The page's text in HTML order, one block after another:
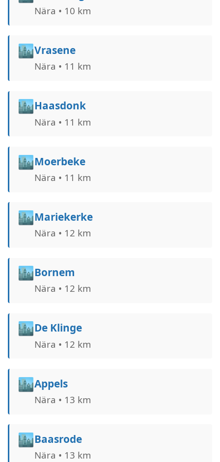
Nära • 10 km
🏙️Vrasene
Nära • 11 km
🏙️Haasdonk
Nära • 11 km
🏙️Moerbeke
Nära • 11 km
🏙️Mariekerke
Nära • 12 km
🏙️Bornem
Nära • 12 km
🏙️De Klinge
Nära • 12 km
🏙️Appels
Nära • 13 km
🏙️Baasrode
Nära • 13 km